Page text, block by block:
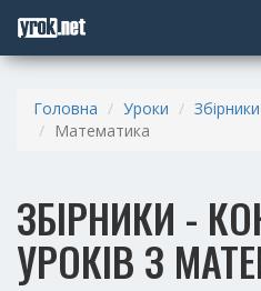
Головна Уроки
Математика
ЗБІРНИКИ -
УРОКІВ З